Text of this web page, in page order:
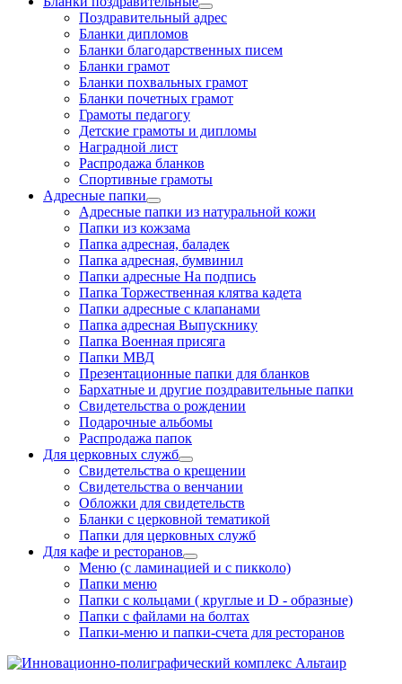
Поздравительный адрес
Бланки дипломов
Бланки благодарственных писем
Бланки грамот
Бланки похвальных грамот
Бланки почетных грамот
Грамоты педагогу
Детские грамоты и дипломы
Наградной лист
Распродажа бланков
Спортивные грамоты
Адресные папки
Адресные папки из натуральной кожи
Папки из кожзама
Папка адресная, баладек
Папка адресная, бумвинил
Папки адресные На подпись
Папка Торжественная клятва кадета
Папки адресные с клапанами
Папка адресная Выпускнику
Папка Военная присяга
Папки МВД
Презентационные папки для бланков
Бархатные и другие поздравительные папки
Свидетельства о рождении
Подарочные альбомы
Распродажа папок
Для церковных служб
Свидетельства о крещении
Свидетельства о венчании
Обложки для свидетельств
Бланки с церковной тематикой
Папки для церковных служб
Для кафе и ресторанов
Меню (с ламинацией и с пикколо)
Папки меню
Папки с кольцами ( круглые и D - образные)
Папки с файлами на болтах
Папки-меню и папки-счета для ресторанов